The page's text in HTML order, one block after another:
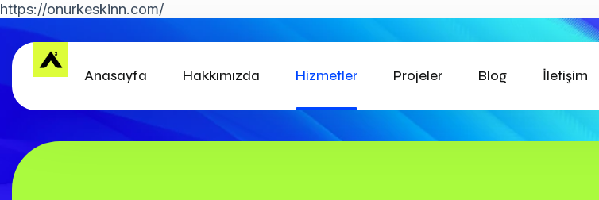
https://onurkeskinn.com/
Anasayfa Hakkımızda Hizmetler Projeler Blog İletişim